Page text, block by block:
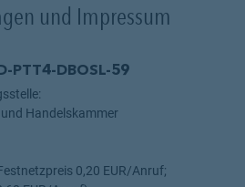
und Impressum
PTT4-DBOSL-59
Handelskammer
0,20 EUR/Anruf;